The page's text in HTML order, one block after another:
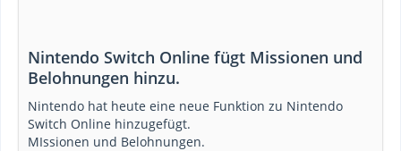
Nintendo Switch Online fügt Missionen und
Belohnungen hinzu.
Nintendo hat heute eine neue Funktion zu Nintendo
Switch Online hinzugefügt.
MIssionen und Belohnungen.